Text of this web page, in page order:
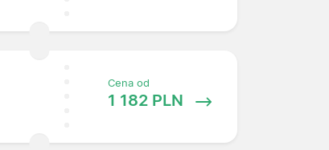
Cena od
1 182 PLN